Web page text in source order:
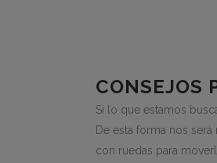
CONSEJOS
Si lo que estamos
De esta forma nos
con ruedas para